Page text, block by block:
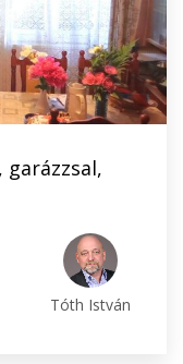
garázzsal,
Tóth István